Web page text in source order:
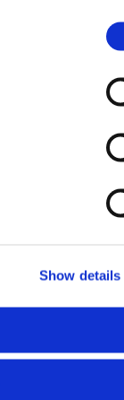
Show details